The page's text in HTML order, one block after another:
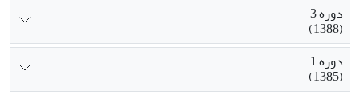
دوره 3
(1388)
دوره 1
(1385)